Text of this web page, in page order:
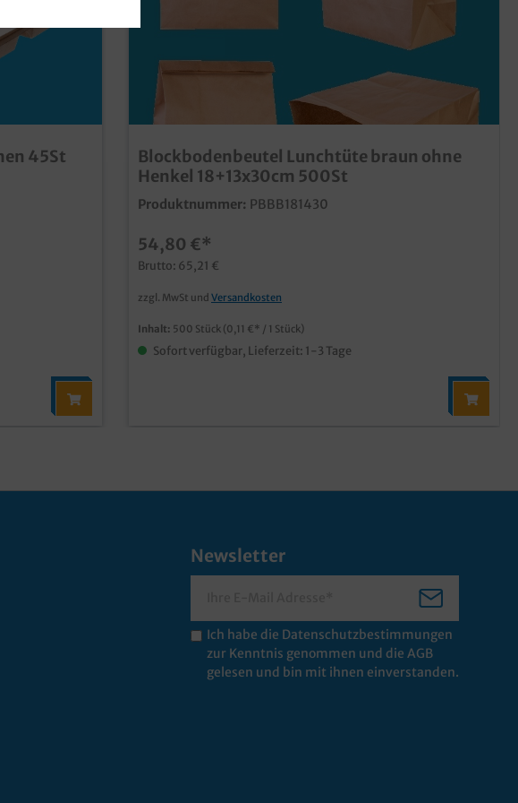
45St
Blockbodenbeutel Lunchtüte braun ohne
Henkel 18+13x30cm 500St
Produktnummer: PBBB181430
54,80 €*
Brutto: 65,21 €
zzgl. MwSt und Versandkosten
Inhalt: 500 Stück (0,11 €* / 1 Stück)
Sofort verfügbar, Lieferzeit: 1-3 Tage
Newsletter
Ich habe die Datenschutzbestimmungen
zur Kenntnis genommen und die AGB
gelesen und bin mit ihnen einverstanden.